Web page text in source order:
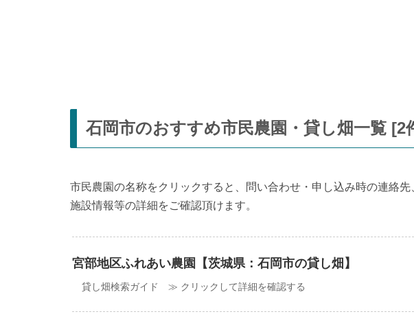
石岡市のおすすめ市民農園・貸し畑一覧 [2
市民農園の名称をクリックすると、問い合わせ・申し込み時の連絡
施設情報等の詳細をご確認頂けます。
宮部地区ふれあい農園【茨城県：石岡市の貸し畑】
貸し畑検索ガイド ≫ クリックして詳細を確認する